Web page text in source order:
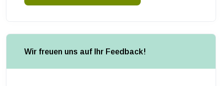
Wir freuen uns auf Ihr Feedback!